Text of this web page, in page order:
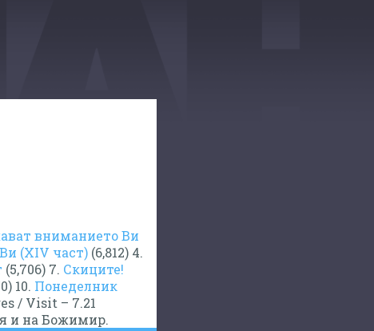
вниманието Ви
(XIV част) (6,812) 4.
(5,706) 7. Скиците!
10. Понеделник
/ Visit – 7.21
и на Божимир.